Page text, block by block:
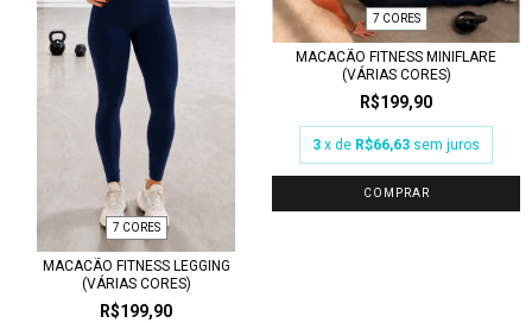
7 CORES
MACACÃO FITNESS LEGGING
(VÁRIAS CORES)
R$199,90
7 CORES
MACACÃO FITNESS MINIFLARE
(VÁRIAS CORES)
R$199,90
3 x de R$66,63 sem juros
COMPRAR